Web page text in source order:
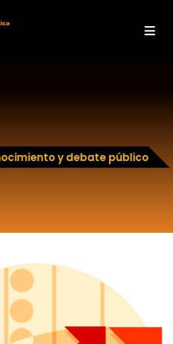
y debate público